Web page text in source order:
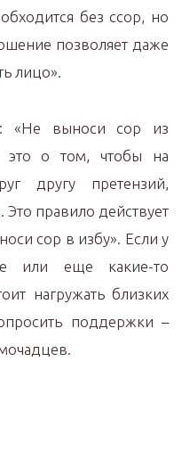
без ссор, но
позволяет даже
лицо».
«Не выноси сор из
это о том, чтобы на
другу претензий,
правило действует
сор в избу». Если у
или еще какие-то
нагружать близких
поддержки –